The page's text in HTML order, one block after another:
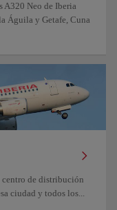
A320 Neo de Iberia
Águila y Getafe, Cuna
centro de distribución
ciudad y todos los...